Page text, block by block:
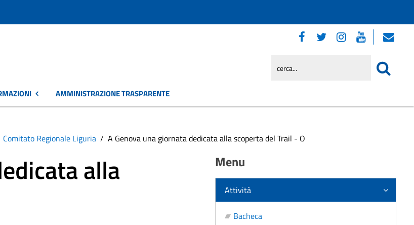
AMMINISTRAZIONE TRASPARENTE
Comitato Regionale Liguria A Genova una giornata dedicata alla scoperta del Trail - O
alla Menu
Attività
Bacheca